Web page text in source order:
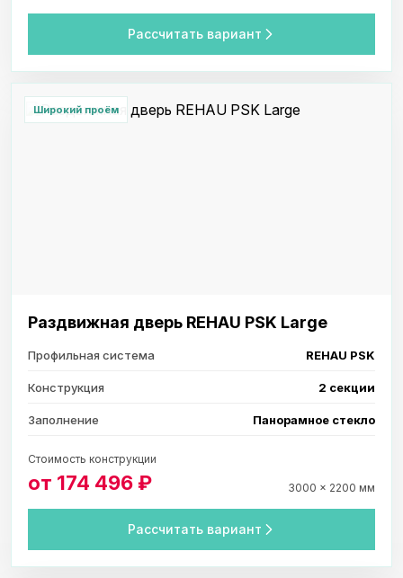
Рассчитать вариант
Широкий проём
Раздвижная дверь REHAU PSK Large
Профильная система REHAU PSK
Конструкция 2 секции
Заполнение Панорамное стекло
Стоимость конструкции
от 174 496 ₽ 3000 × 2200 мм
Рассчитать вариант